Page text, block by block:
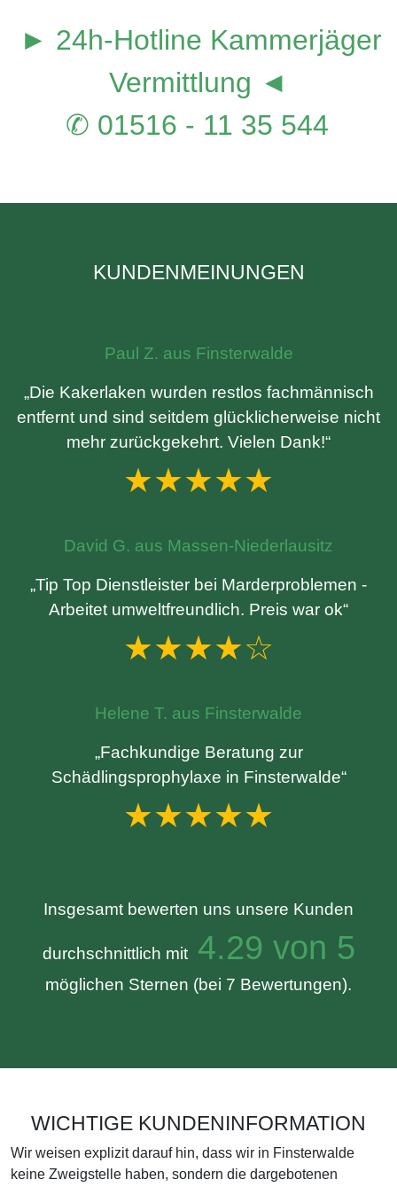
► 24h-Hotline Kammerjäger
Vermittlung ◄
✆ 01516 - 11 35 544
KUNDENMEINUNGEN
Paul Z. aus Finsterwalde
„Die Kakerlaken wurden restlos fachmännisch
entfernt und sind seitdem glücklicherweise nicht
mehr zurückgekehrt. Vielen Dank!“
★★★★★
David G. aus Massen-Niederlausitz
„Tip Top Dienstleister bei Marderproblemen -
Arbeitet umweltfreundlich. Preis war ok“
★★★★☆
Helene T. aus Finsterwalde
„Fachkundige Beratung zur
Schädlingsprophylaxe in Finsterwalde“
★★★★★
Insgesamt bewerten uns unsere Kunden
durchschnittlich mit4.29 von 5
möglichen Sternen (bei 7 Bewertungen).
WICHTIGE KUNDENINFORMATION
Wir weisen explizit darauf hin, dass wir in Finsterwalde
keine Zweigstelle haben, sondern die dargebotenen